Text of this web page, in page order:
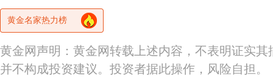
黄金名家热力榜
黄金网声明：黄金网转载上述内容，不表明证实
并不构成投资建议。投资者据此操作，风险自担。